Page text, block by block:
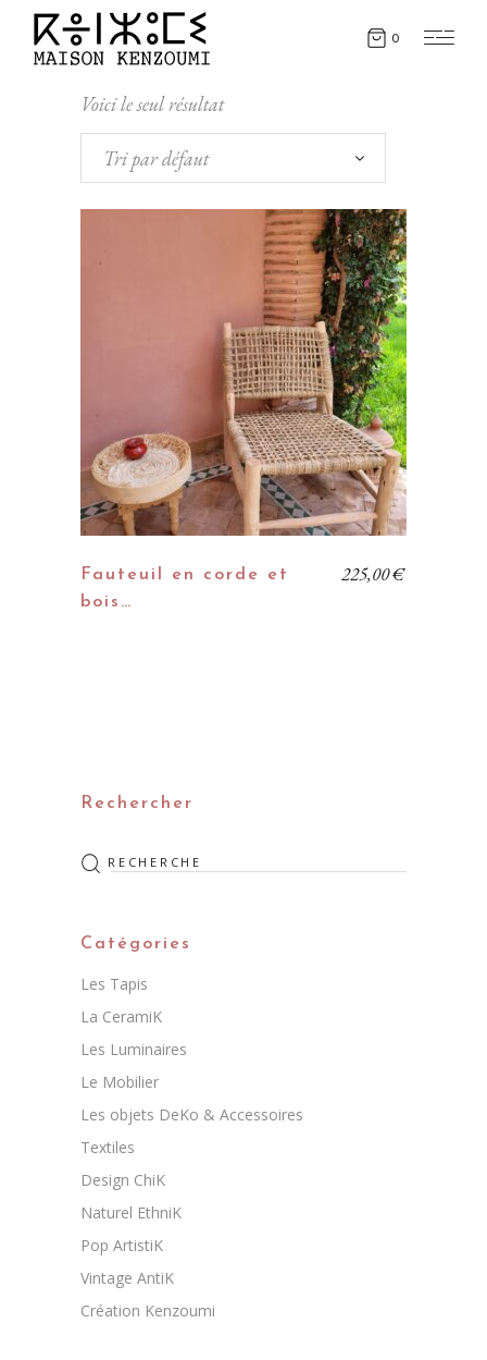
0
Voici le seul résultat
Tri par défaut
Fauteuil en corde et
bois…
225,00€
Rechercher
Rechercher
:
Catégories
Les Tapis
La CeramiK
Les Luminaires
Le Mobilier
Les objets DeKo & Accessoires
Textiles
Design ChiK
Naturel EthniK
Pop ArtistiK
Vintage AntiK
Création Kenzoumi